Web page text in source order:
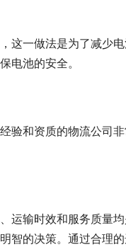
这一做法是为了减少
电池的安全。
验和资质的物流公司
运输时效和服务质量
智的决策。通过合理